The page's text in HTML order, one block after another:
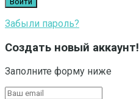
Забыли пароль?
Создать новый аккаунт!
Заполните форму ниже